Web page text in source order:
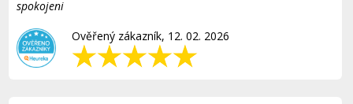
spokojeni
Ověřený zákazník, 12. 02. 2026